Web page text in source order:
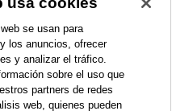
Festival
Letras
se usan para
los anuncios, ofrecer
y analizar el tráfico.
sobre el uso que
partners de redes
web, quienes pueden